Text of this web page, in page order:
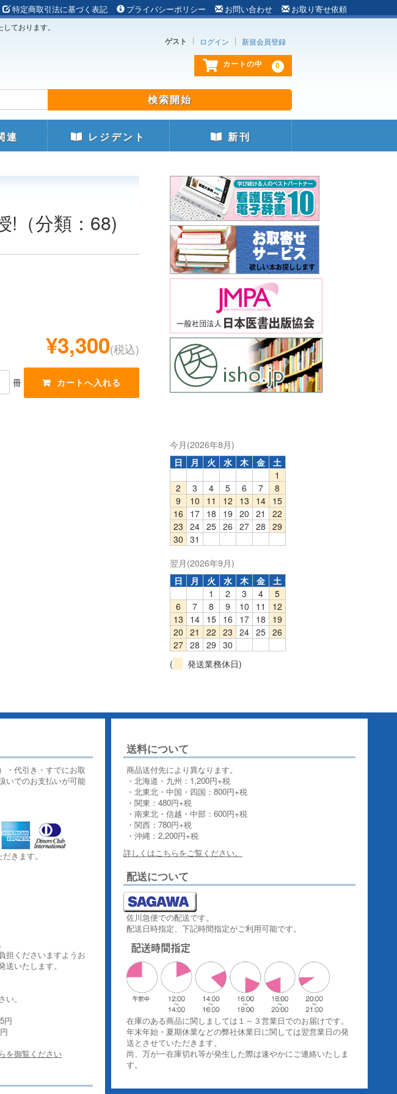
特定商取引法に基づく表記 プライバシーポリシー お問い合わせ お取り寄せ依頼
ております。
ゲスト ログイン 新規会員登録
カートの中 0
連 レジデント 新刊
!（分類：68)
¥3,300(税込)
冊
今月(2026年8月)
日
月 火 水 木 金
土
1
2
3 4 5 6 7
8
9
10 11 12 13 14 15
16
17 18 19 20 21
22
23 24 25 26 27 28 29
30 31
翌月(2026年9月)
日
月 火 水 木 金
土
1
2 3 4
5
6
7 8 9 10 11
12
13
14 15 16 17 18
19
20 21 22 23 24 25 26
27 28 29 30
(
発送業務休日)
・代引き・すでにお取
いでのお支払いが可能
きます。
担くださいますようお
いたします。
。
円
を御覧ください
送料について
商品送付先により異なります。
・北海道・九州：1,200円+税
・北東北・中国・四国：800円+税
・関東：480円+税
・南東北・信越・中部：600円+税
・関西：780円+税
・沖縄：2,200円+税
詳しくはこちらをご覧ください。
配送について
佐川急便での配送です。
配送日時指定、下記時間指定がご利用可能です。
在庫のある商品に関しましては１～３営業日でのお届けです。
年末年始・夏期休業などの弊社休業日に関しては翌営業日の発
送とさせていただきます。
尚、万が一在庫切れ等が発生した際は速やかにご連絡いたしま
す。